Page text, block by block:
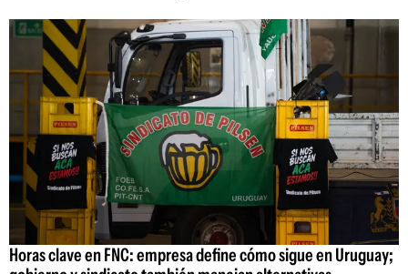
Horas clave en FNC: empresa define cómo sigue en Uruguay;